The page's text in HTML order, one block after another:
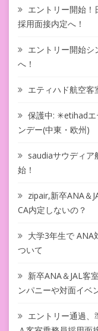
エントリー開始！
採用面接内定へ！
エントリー開始シ
へ！
エティハド航空客
保護中: ✳︎etihadエ
ンデー(中東・欧州)
saudiaサウディア
始！
zipair,新卒ANA＆
CA内定しないの？
大学3年生で ANA
ついて
新卒ANA＆JAL客
ンパニーや対面イベ
エントリー通過、